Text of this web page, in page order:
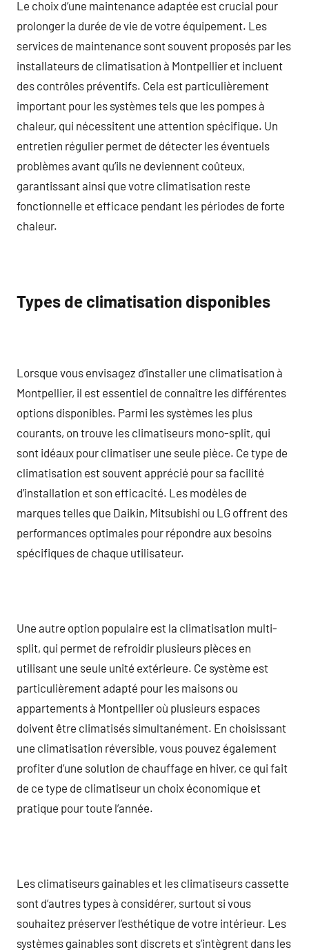
Le choix d’une maintenance adaptée est crucial pour
prolonger la durée de vie de votre équipement. Les
services de maintenance sont souvent proposés par les
installateurs de climatisation à Montpellier et incluent
des contrôles préventifs. Cela est particulièrement
important pour les systèmes tels que les pompes à
chaleur, qui nécessitent une attention spécifique. Un
entretien régulier permet de détecter les éventuels
problèmes avant qu’ils ne deviennent coûteux,
garantissant ainsi que votre climatisation reste
fonctionnelle et efficace pendant les périodes de forte
chaleur.
Types de climatisation disponibles
Lorsque vous envisagez d’installer une climatisation à
Montpellier, il est essentiel de connaître les différentes
options disponibles. Parmi les systèmes les plus
courants, on trouve les climatiseurs mono-split, qui
sont idéaux pour climatiser une seule pièce. Ce type de
climatisation est souvent apprécié pour sa facilité
d’installation et son efficacité. Les modèles de
marques telles que Daikin, Mitsubishi ou LG offrent des
performances optimales pour répondre aux besoins
spécifiques de chaque utilisateur.
Une autre option populaire est la climatisation multi-
split, qui permet de refroidir plusieurs pièces en
utilisant une seule unité extérieure. Ce système est
particulièrement adapté pour les maisons ou
appartements à Montpellier où plusieurs espaces
doivent être climatisés simultanément. En choisissant
une climatisation réversible, vous pouvez également
profiter d’une solution de chauffage en hiver, ce qui fait
de ce type de climatiseur un choix économique et
pratique pour toute l’année.
Les climatiseurs gainables et les climatiseurs cassette
sont d’autres types à considérer, surtout si vous
souhaitez préserver l’esthétique de votre intérieur. Les
systèmes gainables sont discrets et s’intègrent dans les